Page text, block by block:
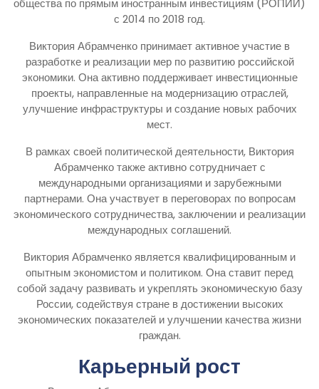
с 2014 по 2018 год.
Виктория Абрамченко принимает активное участие в
разработке и реализации мер по развитию российской
экономики. Она активно поддерживает инвестиционные
проекты, направленные на модернизацию отраслей,
улучшение инфраструктуры и создание новых рабочих
мест.
В рамках своей политической деятельности, Виктория
Абрамченко также активно сотрудничает с
международными организациями и зарубежными
партнерами. Она участвует в переговорах по вопросам
экономического сотрудничества, заключении и реализации
международных соглашений.
Виктория Абрамченко является квалифицированным и
опытным экономистом и политиком. Она ставит перед
собой задачу развивать и укреплять экономическую базу
России, содействуя стране в достижении высоких
экономических показателей и улучшении качества жизни
граждан.
Карьерный рост